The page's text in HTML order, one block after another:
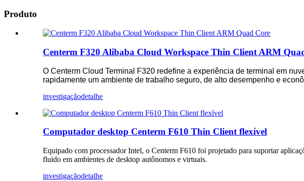
Produto
Centerm F320 Alibaba Cloud Workspace Thin Client ARM
O Centerm Cloud Terminal F320 redefine a experiência de terminal em
rapidamente um ambiente de trabalho seguro, de alto desempenho e
investigaçãodetalhe
Computador desktop Centerm F610 Thin Client flexível
Equipado com processador Intel, o Centerm F610 foi projetado para suportar
fluido em ambientes de desktop autônomos e virtuais.
investigaçãodetalhe